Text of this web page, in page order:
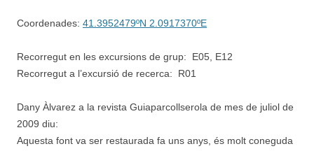
Coordenades: 41.3952479ºN 2.0917370ºE
Recorregut en les excursions de grup: E05, E12
Recorregut a l’excursió de recerca: R01
Dany Àlvarez a la revista Guiaparcollserola de mes de juliol de
2009 diu:
Aquesta font va ser restaurada fa uns anys, és molt coneguda